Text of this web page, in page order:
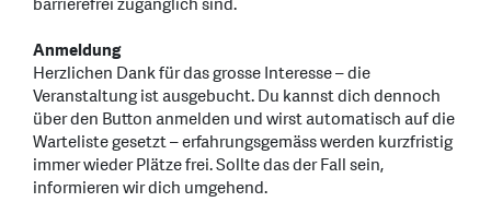
barrierefrei zugänglich sind.
Anmeldung
Herzlichen Dank für das grosse Interesse – die
Veranstaltung ist ausgebucht. Du kannst dich dennoch
über den Button anmelden und wirst automatisch auf die
Warteliste gesetzt – erfahrungsgemäss werden kurzfristig
immer wieder Plätze frei. Sollte das der Fall sein,
informieren wir dich umgehend.